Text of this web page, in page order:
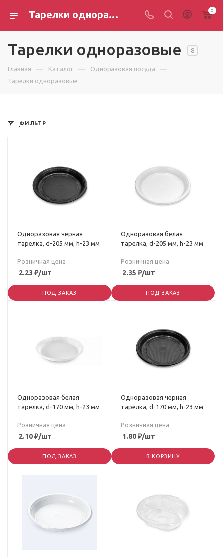
Тарелки одноразовые 0
Тарелки одноразовые 8
Главная — Каталог — Одноразовая посуда —
Тарелки одноразовые
ФИЛЬТР
Одноразовая черная
тарелка, d-205 мм, h-23 мм
Розничная цена
2.23 ₽/шт
ПОД ЗАКАЗ
Одноразовая белая
тарелка, d-205 мм, h-23 мм
Розничная цена
2.35 ₽/шт
ПОД ЗАКАЗ
Одноразовая белая
тарелка, d-170 мм, h-23 мм
Розничная цена
2.10₽/шт
ПОД ЗАКАЗ
Одноразовая черная
тарелка, d-170 мм, h-23 мм
Розничная цена
1.80₽/шт
В КОРЗИНУ